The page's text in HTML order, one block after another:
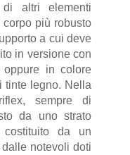
altri elementi
più robusto
a cui deve
in versione con
oppure in colore
tinte legno. Nella
sempre di
da uno strato
da un
notevoli doti